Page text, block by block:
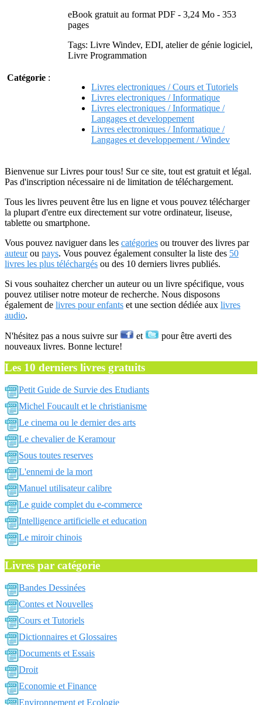
eBook gratuit au format PDF - 3,24 Mo - 353
pages
Tags: Livre Windev, EDI, atelier de génie logiciel,
Livre Programmation
Catégorie :
Livres electroniques / Cours et Tutoriels
Livres electroniques / Informatique
Livres electroniques / Informatique /
Langages et developpement
Livres electroniques / Informatique /
Langages et developpement / Windev
Bienvenue sur Livres pour tous! Sur ce site, tout est gratuit et légal.
Pas d'inscription nécessaire ni de limitation de téléchargement.
Tous les livres peuvent être lus en ligne et vous pouvez télécharger
la plupart d'entre eux directement sur votre ordinateur, liseuse,
tablette ou smartphone.
Vous pouvez naviguer dans les catégories ou trouver des livres par
auteurou pays. Vous pouvez également consulter la liste des 50
livres les plus téléchargés ou des 10 derniers livres publiés.
Si vous souhaitez chercher un auteur ou un livre spécifique, vous
pouvez utiliser notre moteur de recherche. Nous disposons
également de livres pour enfants et une section dédiée aux livres
audio.
N'hésitez pas a nous suivre sur et
pour être averti des
nouveaux livres. Bonne lecture!
Les 10 derniers livres gratuits
Petit Guide de Survie des Etudiants
Michel Foucault et le christianisme
Le cinema ou le dernier des arts
Le chevalier de Keramour
Sous toutes reserves
L'ennemi de la mort
Manuel utilisateur calibre
Le guide complet du e-commerce
Intelligence artificielle et education
Le miroir chinois
Livres par catégorie
Bandes Dessinées
Contes et Nouvelles
Cours et Tutoriels
Dictionnaires et Glossaires
Documents et Essais
Droit
Economie et Finance
Environnement et Ecologie